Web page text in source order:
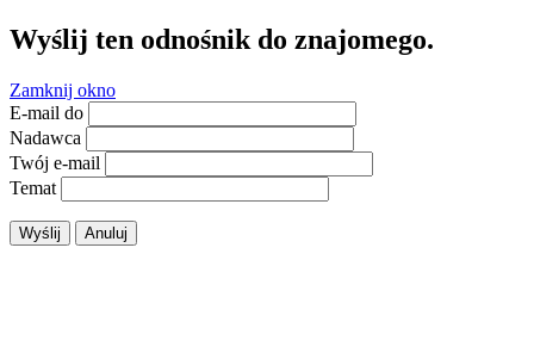
Wyślij ten odnośnik do znajomego.
Zamknij okno
E-mail do
Nadawca
Twój e-mail
Temat
Wyślij Anuluj